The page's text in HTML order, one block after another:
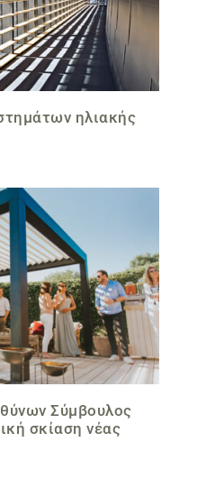
ηλιακής
Σύμβουλος
σκίαση νέας